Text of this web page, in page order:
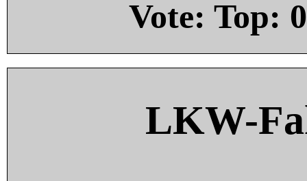
Vote: Top: 0
LKW-